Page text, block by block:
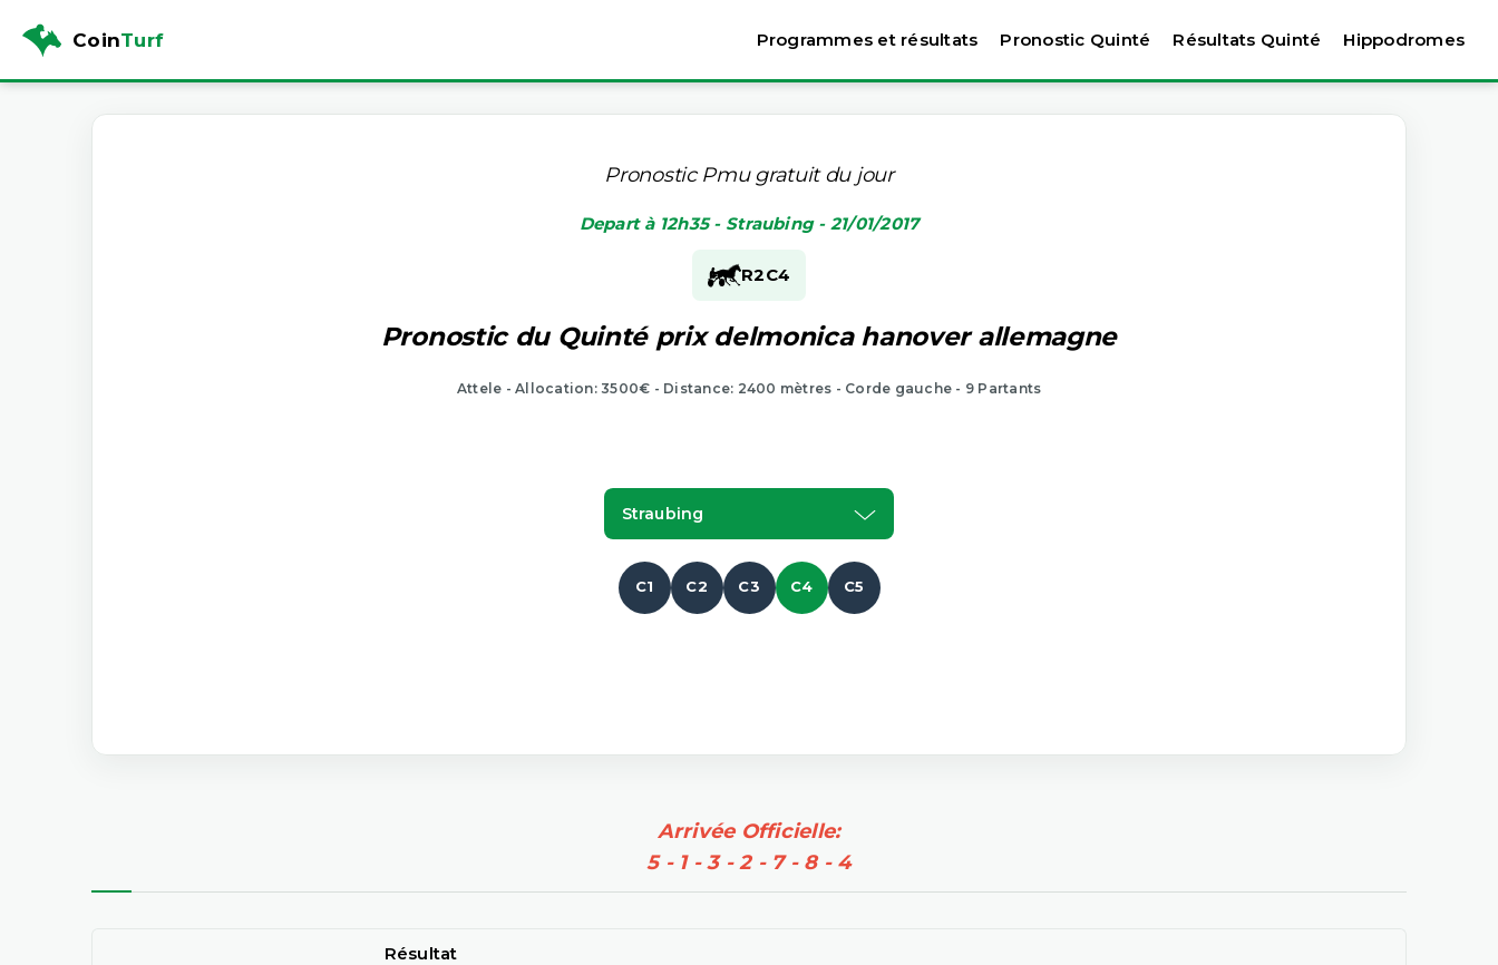
CoinTurf Programmes et résultats Pronostic Quinté Résultats Quinté Hippodromes
Pronostic Pmu gratuit du jour
Depart à 12h35 - Straubing - 21/01/2017
R2C4
Pronostic du Quinté prix delmonica hanover allemagne
Attele - Allocation: 3500€ - Distance: 2400 mètres - Corde gauche - 9 Partants
Straubing
C1 C2 C3 C4 C5
Arrivée Officielle:
5 - 1 - 3 - 2 - 7 - 8 - 4
Résultat